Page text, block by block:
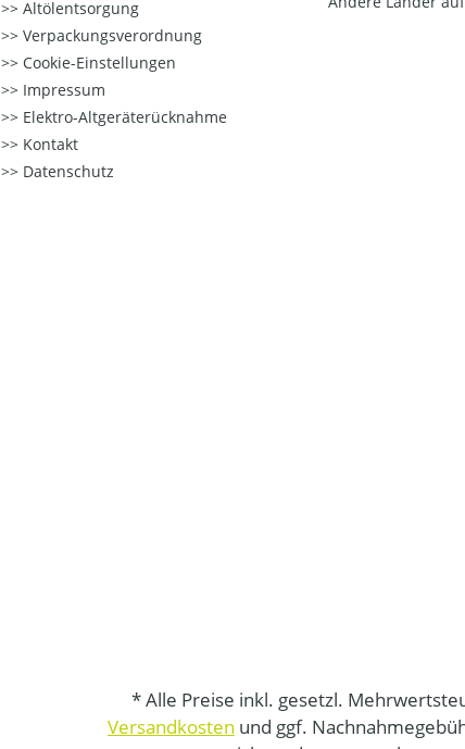
Altölentsorgung
Verpackungsverordnung
Cookie-Einstellungen
Impressum
Elektro-Altgeräterücknahme
Kontakt
Datenschutz
* Alle Preise inkl. gesetzl.
Versandkosten und ggf.